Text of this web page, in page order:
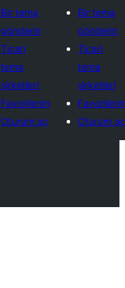
Bir tema
gönderin
Ticari
tema
şirketleri
Favorilerim
Oturum aç
Bir tema
gönderin
Ticari
tema
şirketleri
Oturum aç